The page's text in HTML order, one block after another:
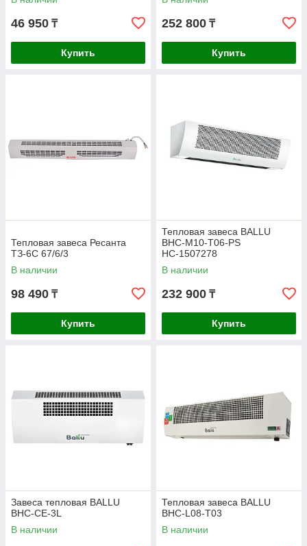
46 950 ₸
Купить
252 800 ₸
Купить
Тепловая завеса Ресанта
ТЗ-6С 67/6/3
В наличии
98 490 ₸
Купить
Тепловая завеса BALLU
BHC-M10-T06-PS
НС-1507278
В наличии
232 900 ₸
Купить
Завеса тепловая BALLU
BHC-CE-3L
В наличии
Тепловая завеса BALLU
BHC-L08-T03
В наличии